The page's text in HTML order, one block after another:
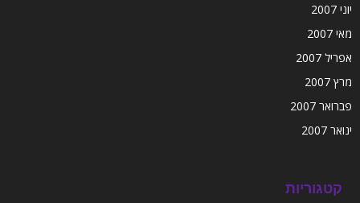
יוני 2007
מאי 2007
אפריל 2007
מרץ 2007
פברואר 2007
ינואר 2007
קטגוריות